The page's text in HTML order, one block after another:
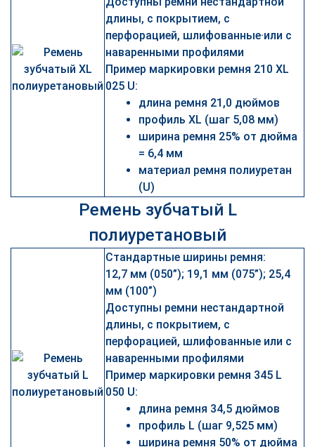
длины, с покрытием, с
перфорацией, шлифованные·или с
наваренными профилями
Пример маркировки ремня 210 XL
025 U:
длина ремня 21,0 дюймов
профиль XL (шаг 5,08 мм)
ширина ремня 25% от дюйма
= 6,4 мм
материал ремня полиуретан
(U)
Ремень зубчатый L
полиуретановый
Стандартные ширины ремня:
12,7 мм (050”); 19,1 мм (075”); 25,4
мм (100”)
Доступны ремни нестандартной
длины, с покрытием, с
перфорацией, шлифованные или с
наваренными профилями
Пример маркировки ремня 345 L
050 U:
длина ремня 34,5 дюймов
профиль L (шаг 9,525 мм)
ширина ремня 50% от дюйма